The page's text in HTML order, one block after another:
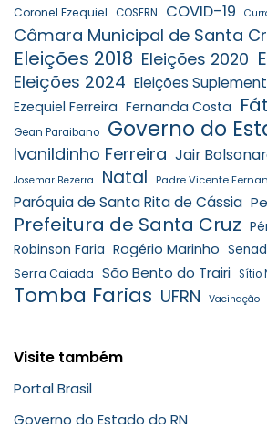
Coronel Ezequiel COSERN COVID-19
Câmara Municipal de Santa
Eleições 2018 Eleições 2020
Eleições 2024 Eleições
Ezequiel Ferreira Fernanda Costa
Gean Paraibano Governo do
Ivanildinho Ferreira Jair
Josemar Bezerra Natal Padre Vicente
Paróquia de Santa Rita de Cássia
Prefeitura de Santa Cruz
Robinson Faria Rogério Marinho
Serra Caiada São Bento do Trairi Sítio
Tomba Farias UFRN Vacinação
Visite também
Portal Brasil
Governo do Estado do RN